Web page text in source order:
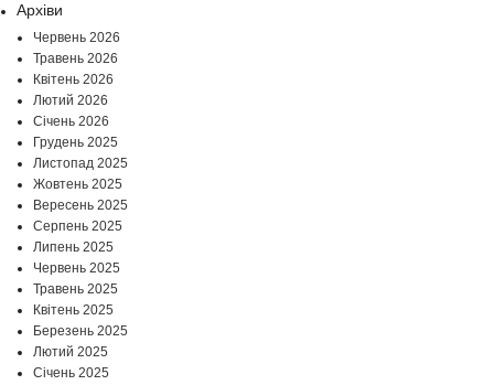
Архіви
Червень 2026
Травень 2026
Квітень 2026
Лютий 2026
Січень 2026
Грудень 2025
Листопад 2025
Жовтень 2025
Вересень 2025
Серпень 2025
Липень 2025
Червень 2025
Травень 2025
Квітень 2025
Березень 2025
Лютий 2025
Січень 2025